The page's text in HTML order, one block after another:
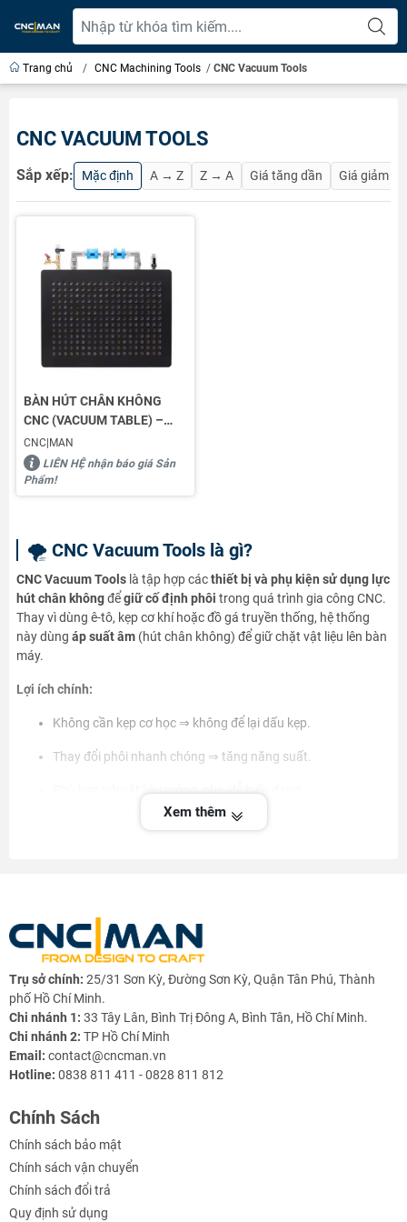
Trang chủ / CNC Machining Tools / CNC Vacuum Tools
CNC VACUUM TOOLS
Sắp xếp: Mặc định A → Z Z → A Giá tăng dần Giá giảm
BÀN HÚT CHÂN KHÔNG
CNC (VACUUM TABLE) –
GIỮ PHÔI NHANH, CHẮC,
KHÔNG CẦN GÁ KẸP
CNC|MAN
LIÊN HỆ nhận báo giá Sản
Phẩm!
🌪️ CNC Vacuum Tools là gì?
CNC Vacuum Tools là tập hợp cácthiết bị và phụ kiện sử dụng lực
hút chân khôngđểgiữ cố định phôi trong quá trình gia công CNC.
Thay vì dùng ê-tô, kẹp cơ khí hoặc đồ gá truyền thống, hệ thống
này dùng áp suất âm (hút chân không) để giữ chặt vật liệu lên bàn
máy.
Lợi ích chính:
Không cần kẹp cơ học ⇒ không để lại dấu kẹp.
Thay đổi phôi nhanh chóng ⇒ tăng năng suất.
Phù hợp với vật liệu mỏng, nhẹ, dễ biến dạng.
Hỗ trợ gia công tấm lớn: MDF, plywood, acrylic, aluminum
trong hệ thống hút chân không
🔹1. Vacuum Table / Vacuum Bed (Bàn hút
chân không)
Bề mặt bàn máy có các rãnh hoặc lỗ hút.
Kết nối trực tiếp với bơm chân không.
Có thể dùng tấmMDF tấm mỏng
tăng độ kín.
2. Vacuum Pods / Vacuum Cups (Cốc hút /
đế hút chân không)
Dùng cho máy CNC định hình 3D, máy router hoặc máy
Xem thêm
Trụ sở chính: 25/31 Sơn Kỳ, Đường Sơn Kỳ, Quận Tân Phú, Thành
phố Hồ Chí Minh.
Chi nhánh 1: 33 Tây Lân, Bình Trị Đông A, Bình Tân, Hồ Chí Minh.
Chi nhánh 2: TP Hồ Chí Minh
Email: contact@cncman.vn
Hotline: 0838 811 411 - 0828 811 812
Chính Sách
Chính sách bảo mật
Chính sách vận chuyển
Chính sách đổi trả
Quy định sử dụng